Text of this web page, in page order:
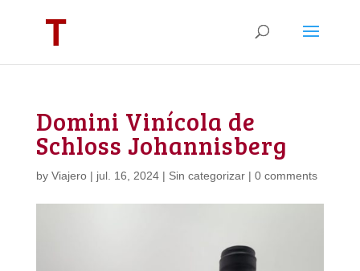
Domini Vinícola de
Schloss Johannisberg
by Viajero| jul. 16, 2024| Sin categorizar| 0 comments